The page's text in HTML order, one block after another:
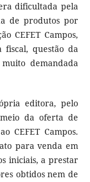
dificultada pela
de produtos por
CEFET Campos,
fiscal, questão da
demandada
editora, pelo
da oferta de
CEFET Campos.
para venda em
iniciais, a prestar
obtidos nem de